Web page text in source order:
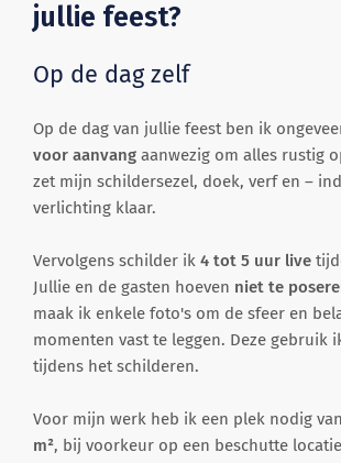
jullie feest?
Op de dag zelf
Op de dag van jullie feest ben ik
voor aanvang aanwezig om alles rustig
zet mijn schildersezel, doek, verf en –
verlichting klaar.
Vervolgens schilder ik 4 tot 5 uur live
Jullie en de gasten hoeven niet te
maak ik enkele foto's om de sfeer en
momenten vast te leggen. Deze gebruik
tijdens het schilderen.
Voor mijn werk heb ik een plek nodig
m², bij voorkeur op een beschutte